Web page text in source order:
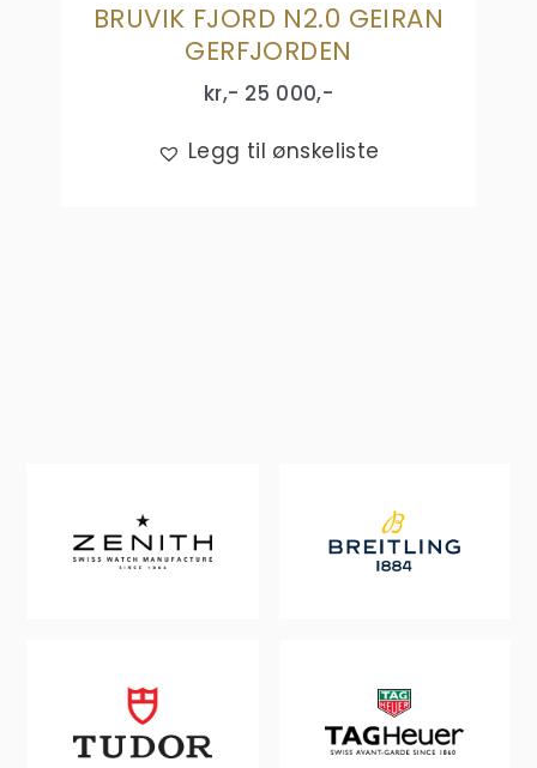
BRUVIK FJORD N2.0 GEIRAN
GERFJORDEN
kr,- 25 000,-
Legg til ønskeliste